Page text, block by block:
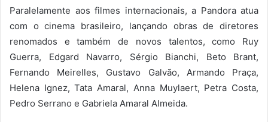
Paralelamente aos filmes internacionais, a Pandora atua
com o cinema brasileiro, lançando obras de diretores
renomados e também de novos talentos, como Ruy
Guerra, Edgard Navarro, Sérgio Bianchi, Beto Brant,
Fernando Meirelles, Gustavo Galvão, Armando Praça,
Helena Ignez, Tata Amaral, Anna Muylaert, Petra Costa,
Pedro Serrano e Gabriela Amaral Almeida.